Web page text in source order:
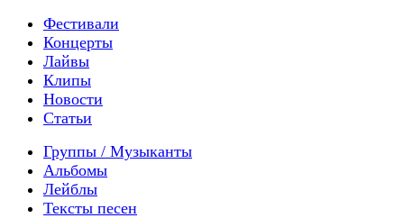
Фестивали
Концерты
Лайвы
Клипы
Новости
Статьи
Группы / Музыканты
Альбомы
Лейблы
Тексты песен